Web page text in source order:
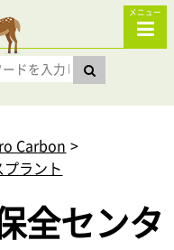
メニュー
Carbon
ラント
全センタ